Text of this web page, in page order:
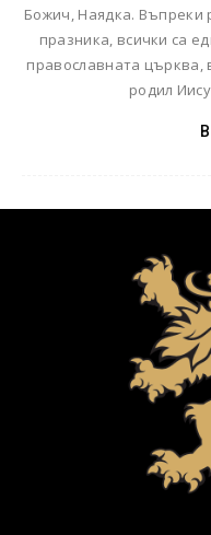
Божич, Наядка. Въпреки
празника, всички са
православната църква,
родил